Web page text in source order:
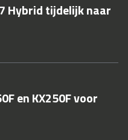
Hybrid tijdelijk naar
en KX250F voor